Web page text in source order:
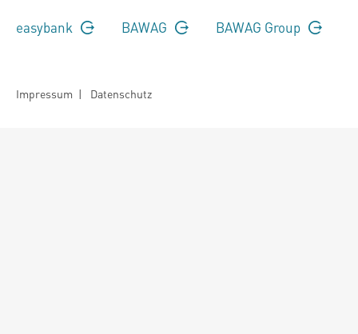
easybank BAWAG BAWAG Group
Impressum | Datenschutz